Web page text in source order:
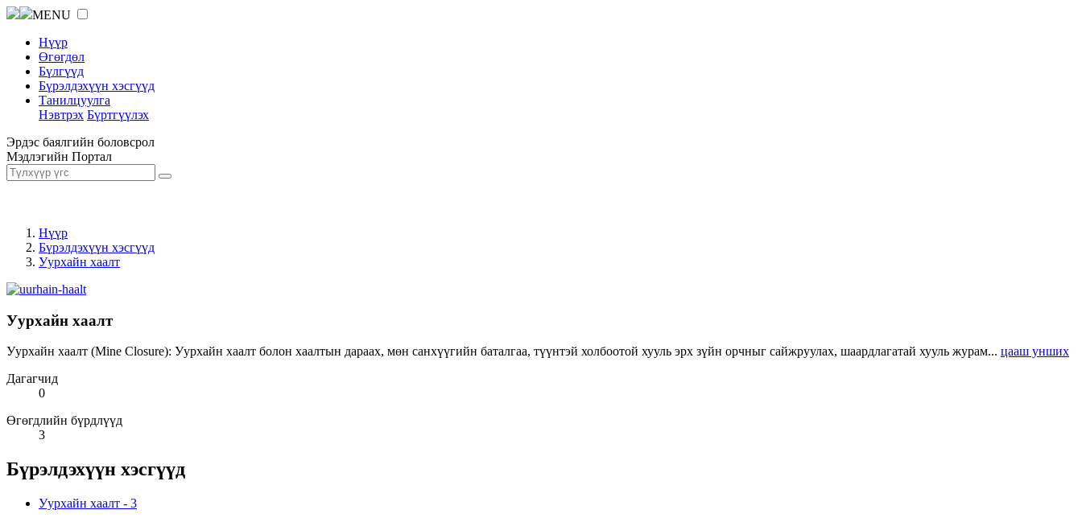
MENU
Нүүр
Өгөгдөл
Бүлгүүд
Бүрэлдэхүүн хэсгүүд
Танилцуулга
Нэвтрэх Бүртгүүлэх
Эрдэс баялгийн боловсрол
Мэдлэгийн Портал
Нүүр
Бүрэлдэхүүн хэсгүүд
Уурхайн хаалт
Уурхайн хаалт
Уурхайн хаалт (Mine Closure): Уурхайн хаалт болон хаалтын дараах, мөн санхүүгийн баталгаа, түүнтэй холбоотой хууль эрх зүйн орчныг сайжруулах, шаардлагатай хууль журам... цааш унших
Дагагчид
0
Өгөгдлийн бүрдлүүд
3
Бүрэлдэхүүн хэсгүүд
Уурхайн хаалт - 3